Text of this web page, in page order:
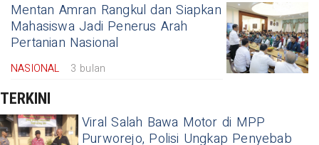
Mentan Amran Rangkul dan Siapkan
Mahasiswa Jadi Penerus Arah
Pertanian Nasional
NASIONAL 3 bulan
TERKINI
Viral Salah Bawa Motor di MPP
Purworejo, Polisi Ungkap Penyebab